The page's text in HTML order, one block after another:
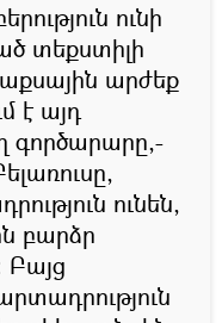
ունի
տեքստիլի
արժեք
է այդ
գործարարը,-
ունեն,
բարձր